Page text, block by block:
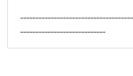
----------------------------